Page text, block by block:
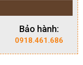
Bảo hành:
0918.461.686